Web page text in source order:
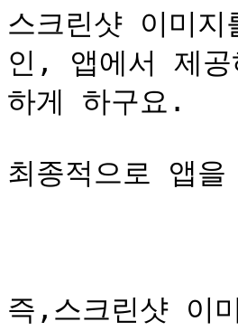
스크린샷 이미
인, 앱에서 제
하게 하구요.
최종적으로 앱
즉,스크린샷 이